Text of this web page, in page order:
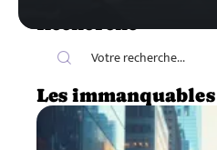
Recherche
Les immanquables